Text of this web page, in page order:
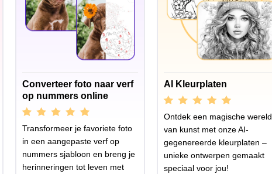
Converteer foto naar verf
op nummers online
Transformeer je favoriete foto
in een aangepaste verf op
nummers sjabloon en breng je
herinneringen tot leven met
AI Kleurplaten
Ontdek een magische wereld
van kunst met onze AI-
gegenereerde kleurplaten –
unieke ontwerpen gemaakt
speciaal voor jou!